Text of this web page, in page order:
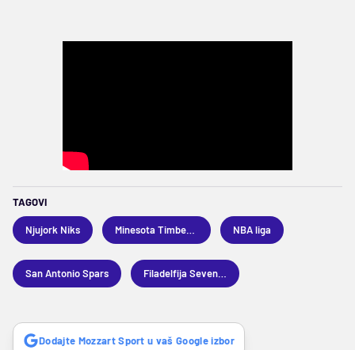
TAGOVI
Njujork Niks Minesota Timbervulvs NBA liga
San Antonio Spars Filadelfija Seventisiksers
Dodajte Mozzart Sport u vaš Google izbor